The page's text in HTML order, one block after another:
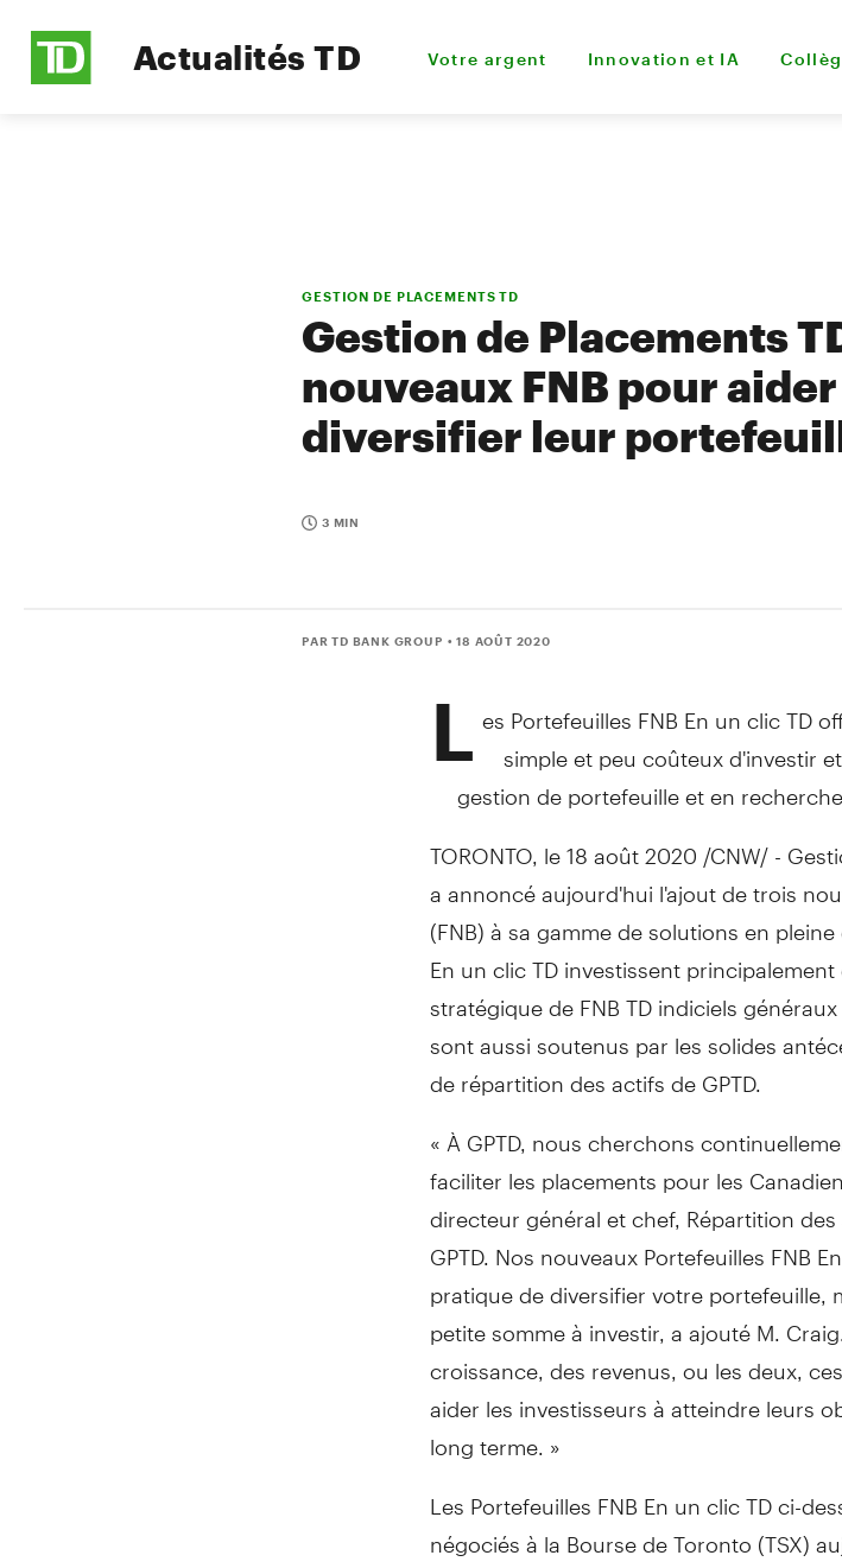
Actualités TD Votre argent Innovation et IA
GESTION DE PLACEMENTS TD
Gestion de Placements
nouveaux FNB pour
diversifier leur
3 MIN
PAR TD BANK GROUP • 18 AOÛT 2020
L es Portefeuilles FNB En un clic TD
simple et peu coûteux d'investir
gestion de portefeuille et en
TORONTO , le 18 août 2020 /CNW/ -
a annoncé aujourd'hui l'ajout de trois
(FNB) à sa gamme de solutions en
En un clic TD investissent
stratégique de FNB TD indiciels
sont aussi soutenus par les solides
de répartition des actifs de GPTD.
« À GPTD, nous cherchons
faciliter les placements pour les
directeur général et chef, Répartition
GPTD. Nos nouveaux Portefeuilles FNB
pratique de diversifier votre portefeuille,
petite somme à investir, a ajouté M.
croissance, des revenus, ou les deux,
aider les investisseurs à atteindre leurs
long terme. »
Les Portefeuilles FNB En un clic TD ci-
négociés à la Bourse deToronto(TSX)